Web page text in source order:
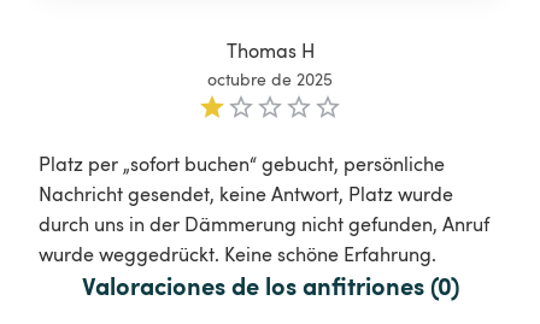
Thomas H
octubre de 2025
Platz per „sofort buchen“ gebucht, persönliche
Nachricht gesendet, keine Antwort, Platz wurde
durch uns in der Dämmerung nicht gefunden, Anruf
wurde weggedrückt. Keine schöne Erfahrung.
Valoraciones de los anfitriones (0)